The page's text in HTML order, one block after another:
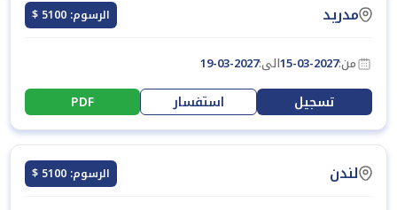
مدريد الرسوم: 5100 $
من:15-03-2027الى:19-03-2027
تسجيل استفسار PDF
لندن الرسوم: 5100 $